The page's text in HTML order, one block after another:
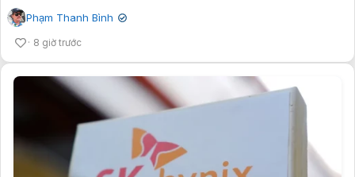
Phạm Thanh Bình ✔
8 giờ trước